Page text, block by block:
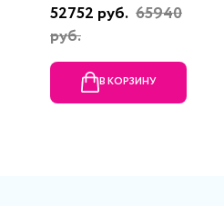
52752 руб. 65940
руб.
В КОРЗИНУ